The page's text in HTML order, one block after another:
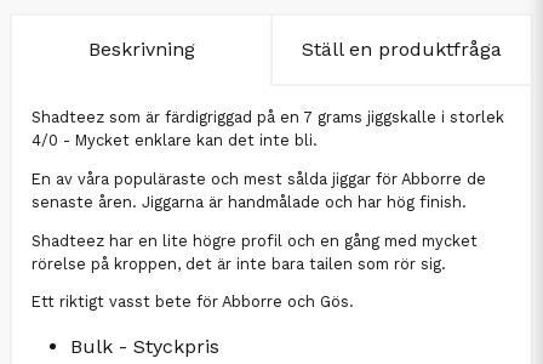
Beskrivning Ställ en produktfråga
Shadteez som är färdigriggad på en 7 grams jiggskalle i storlek
4/0 - Mycket enklare kan det inte bli.
En av våra populäraste och mest sålda jiggar för Abborre de
senaste åren. Jiggarna är handmålade och har hög finish.
Shadteez har en lite högre profil och en gång med mycket
rörelse på kroppen, det är inte bara tailen som rör sig.
Ett riktigt vasst bete för Abborre och Gös.
Bulk - Styckpris